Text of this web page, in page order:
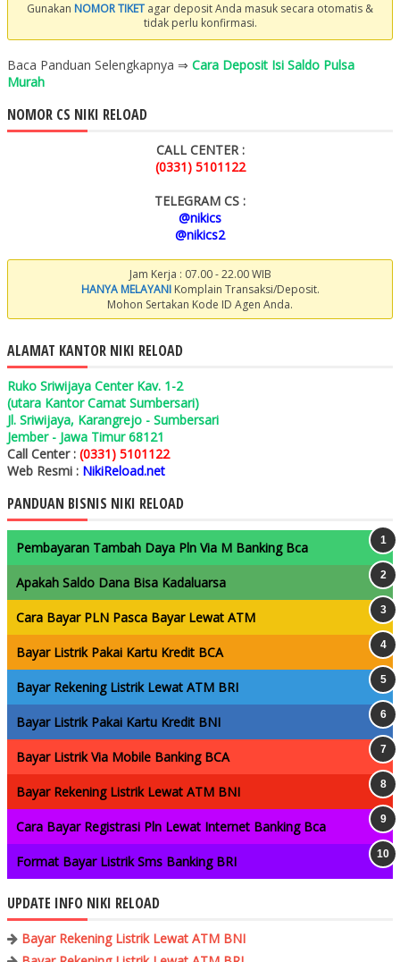
Gunakan NOMOR TIKET agar deposit Anda masuk secara otomatis &
tidak perlu konfirmasi.
Baca Panduan Selengkapnya ⇒ Cara Deposit Isi Saldo Pulsa
Murah
NOMOR CS NIKI RELOAD
CALL CENTER :
(0331) 5101122
TELEGRAM CS :
@nikics
@nikics2
Jam Kerja : 07.00 - 22.00 WIB
HANYA MELAYANIKomplain Transaksi/Deposit.
Mohon Sertakan Kode ID Agen Anda.
ALAMAT KANTOR NIKI RELOAD
Ruko Sriwijaya Center Kav. 1-2
(utara Kantor Camat Sumbersari)
Jl. Sriwijaya, Karangrejo - Sumbersari
Jember - Jawa Timur 68121
Call Center : (0331) 5101122
Web Resmi : NikiReload.net
PANDUAN BISNIS NIKI RELOAD
Pembayaran Tambah Daya Pln Via M Banking Bca
Apakah Saldo Dana Bisa Kadaluarsa
Cara Bayar PLN Pasca Bayar Lewat ATM
Bayar Listrik Pakai Kartu Kredit BCA
Bayar Rekening Listrik Lewat ATM BRI
Bayar Listrik Pakai Kartu Kredit BNI
Bayar Listrik Via Mobile Banking BCA
Bayar Rekening Listrik Lewat ATM BNI
Cara Bayar Registrasi Pln Lewat Internet Banking Bca
Format Bayar Listrik Sms Banking BRI
UPDATE INFO NIKI RELOAD
Bayar Rekening Listrik Lewat ATM BNI